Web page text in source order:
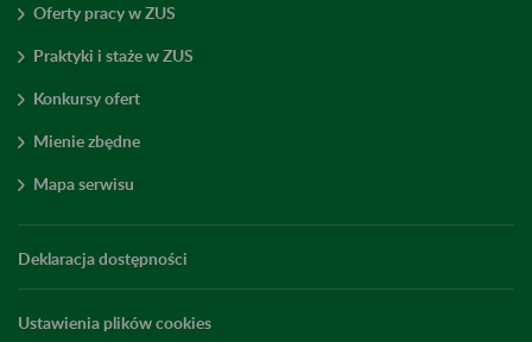
Oferty pracy w ZUS
Praktyki i staże w ZUS
Konkursy ofert
Mienie zbędne
Mapa serwisu
Deklaracja dostępności
Ustawienia plików cookies